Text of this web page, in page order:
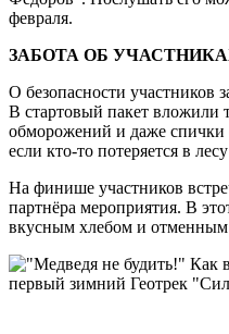
февраля.
ЗАБОТА ОБ
О безопасности участников
В стартовый пакет вложили
обморожений и даже
если кто-то потеряется в
На финише участников
партнёра мероприятия. В
вкусным хлебом и отменным